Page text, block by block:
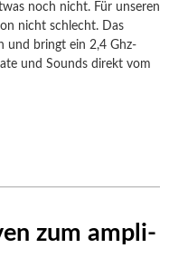
noch nicht. Für unseren
nicht schlecht. Das
und bringt ein 2,4 Ghz-
und Sounds direkt vom
zum ampli-